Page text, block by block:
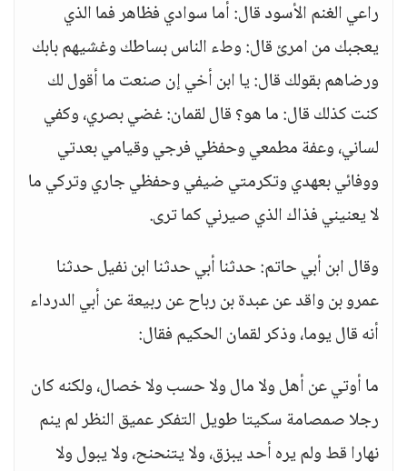
راعي الغنم الأسود قال: أما سوادي فظاهر فما الذي
يعجبك من امرئ قال: وطء الناس بساطك وغشيهم بابك
ورضاهم بقولك قال: يا ابن أخي إن صنعت ما أقول لك
كنت كذلك قال: ما هو؟ قال لقمان: غضي بصري، وكفي
لساني، وعفة مطمعي وحفظي فرجي وقيامي بعدتي
ووفائي بعهدي وتكرمتي ضيفي وحفظي جاري وتركي ما
لا يعنيني فذاك الذي صيرني كما ترى.
وقال ابن أبي حاتم: حدثنا أبي حدثنا ابن نفيل حدثنا
عمرو بن واقد عن عبدة بن رباح عن ربيعة عن أبي الدرداء
أنه قال يوما، وذكر لقمان الحكيم فقال:
ما أوتي عن أهل ولا مال ولا حسب ولا خصال، ولكنه كان
رجلا صمصامة سكيتا طويل التفكر عميق النظر لم ينم
نهارا قط ولم يره أحد يبزق، ولا يتنحنح، ولا يبول ولا